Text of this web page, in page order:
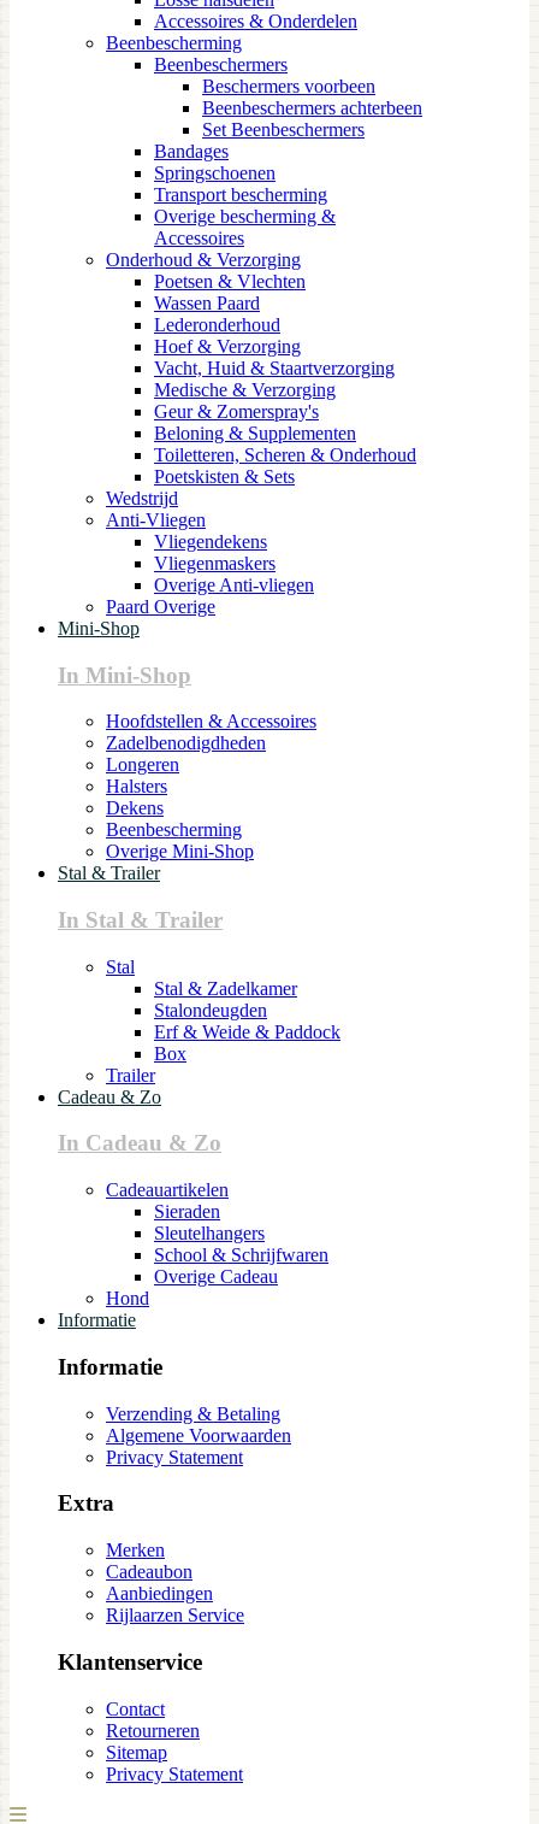
Accessoires & Onderdelen
Beenbescherming
Beenbeschermers
Beschermers voorbeen
Beenbeschermers achterbeen
Set Beenbeschermers
Bandages
Springschoenen
Transport bescherming
Overige bescherming &
Accessoires
Onderhoud & Verzorging
Poetsen & Vlechten
Wassen Paard
Lederonderhoud
Hoef & Verzorging
Vacht, Huid & Staartverzorging
Medische & Verzorging
Geur & Zomerspray's
Beloning & Supplementen
Toiletteren, Scheren & Onderhoud
Poetskisten & Sets
Wedstrijd
Anti-Vliegen
Vliegendekens
Vliegenmaskers
Overige Anti-vliegen
Paard Overige
Mini-Shop
In Mini-Shop
Hoofdstellen & Accessoires
Zadelbenodigdheden
Longeren
Halsters
Dekens
Beenbescherming
Overige Mini-Shop
Stal & Trailer
In Stal & Trailer
Stal
Stal & Zadelkamer
Stalondeugden
Erf & Weide & Paddock
Box
Trailer
Cadeau & Zo
In Cadeau & Zo
Cadeauartikelen
Sieraden
Sleutelhangers
School & Schrijfwaren
Overige Cadeau
Hond
Informatie
Informatie
Verzending & Betaling
Algemene Voorwaarden
Privacy Statement
Extra
Merken
Cadeaubon
Aanbiedingen
Rijlaarzen Service
Klantenservice
Contact
Retourneren
Sitemap
Privacy Statement